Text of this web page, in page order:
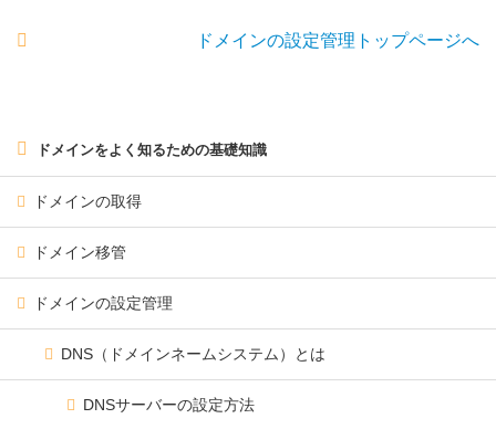
ドメインの設定管理トップページへ
ドメインをよく知るための基礎知識
ドメインの取得
ドメイン移管
ドメインの設定管理
DNS（ドメインネームシステム）とは
DNSサーバーの設定方法